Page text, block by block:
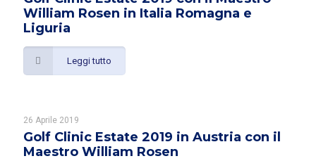
William Rosen in Italia Romagna e
Liguria
Leggi tutto
26 Aprile 2019
Golf Clinic Estate 2019 in Austria con il
Maestro William Rosen